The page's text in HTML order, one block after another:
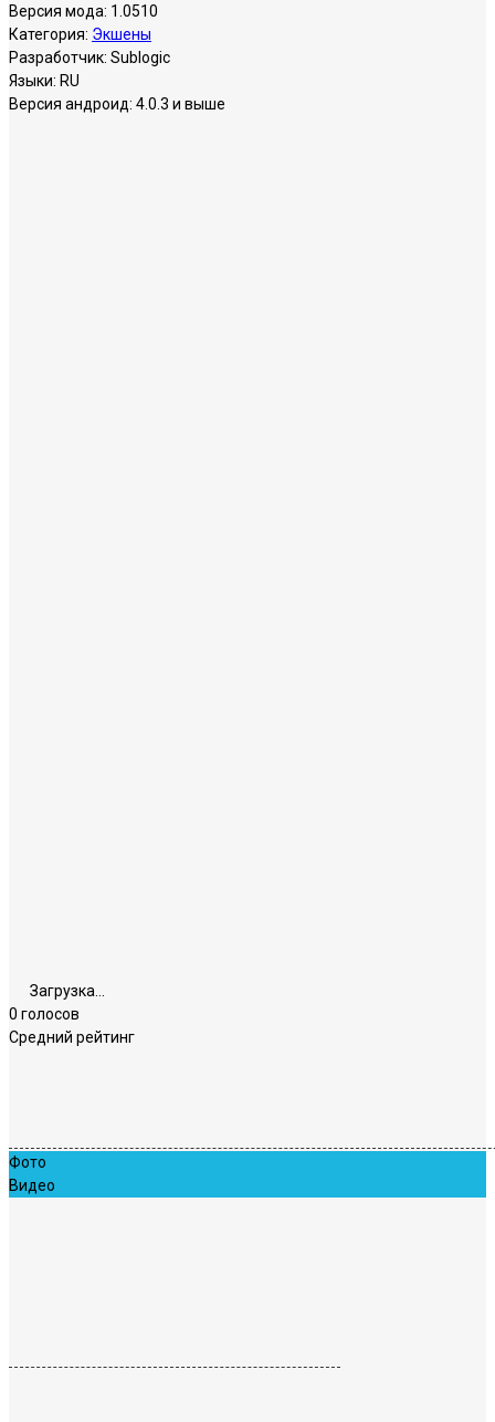
Версия мода: 1.0510
Категория: Экшены
Разработчик: Sublogic
Языки: RU
Версия андроид: 4.0.3 и выше
Загрузка...
0 голосов
Средний рейтинг
Фото
Видео